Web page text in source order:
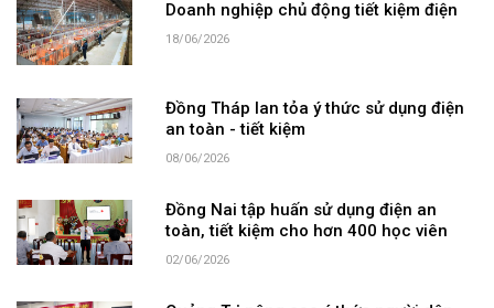
Doanh nghiệp chủ động tiết kiệm điện
18/06/2026
Đồng Tháp lan tỏa ý thức sử dụng điện
an toàn - tiết kiệm
08/06/2026
Đồng Nai tập huấn sử dụng điện an
toàn, tiết kiệm cho hơn 400 học viên
02/06/2026